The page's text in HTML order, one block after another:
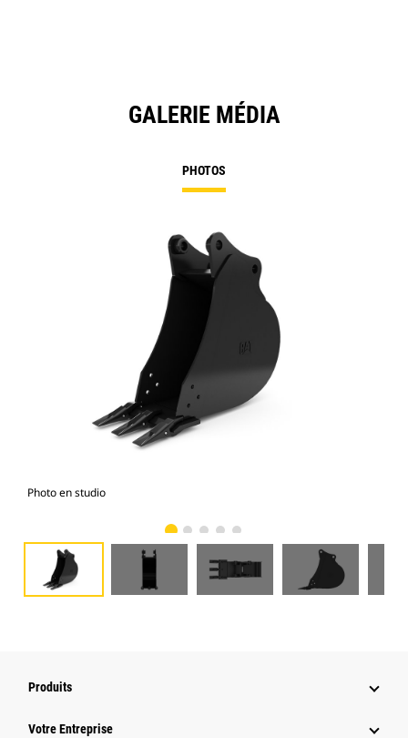
GALERIE MÉDIA
PHOTOS
Photo en studio
Produits
Votre Entreprise